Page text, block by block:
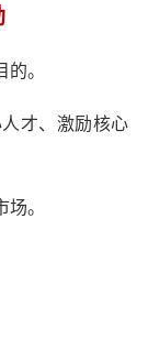
。
才、激励核心
。